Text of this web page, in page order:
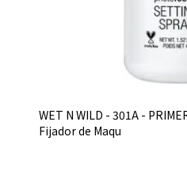
WET N WILD - 301A -
Fijador de Maqu